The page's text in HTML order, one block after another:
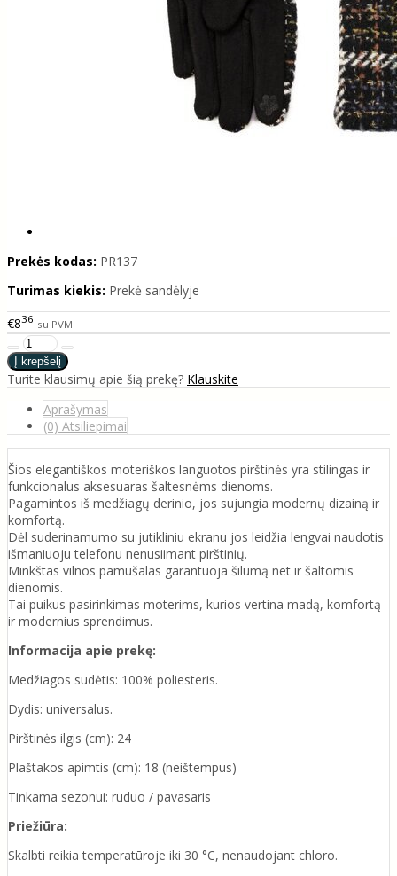
Prekės kodas: PR137
Turimas kiekis: Prekė sandėlyje
€836 su PVM
Turite klausimų apie šią prekę? Klauskite
Aprašymas
(0) Atsiliepimai
Šios elegantiškos moteriškos languotos pirštinės yra stilingas ir
funkcionalus aksesuaras šaltesnėms dienoms.
Pagamintos iš medžiagų derinio, jos sujungia modernų dizainą ir
komfortą.
Dėl suderinamumo su jutikliniu ekranu jos leidžia lengvai naudotis
išmaniuoju telefonu nenusiimant pirštinių.
Minkštas vilnos pamušalas garantuoja šilumą net ir šaltomis
dienomis.
Tai puikus pasirinkimas moterims, kurios vertina madą, komfortą
ir modernius sprendimus.
Informacija apie prekę:
Medžiagos sudėtis: 100% poliesteris.
Dydis: universalus.
Pirštinės ilgis (cm): 24
Plaštakos apimtis (cm): 18 (neištempus)
Tinkama sezonui: ruduo / pavasaris
Priežiūra:
Skalbti reikia temperatūroje iki 30 °C, nenaudojant chloro.